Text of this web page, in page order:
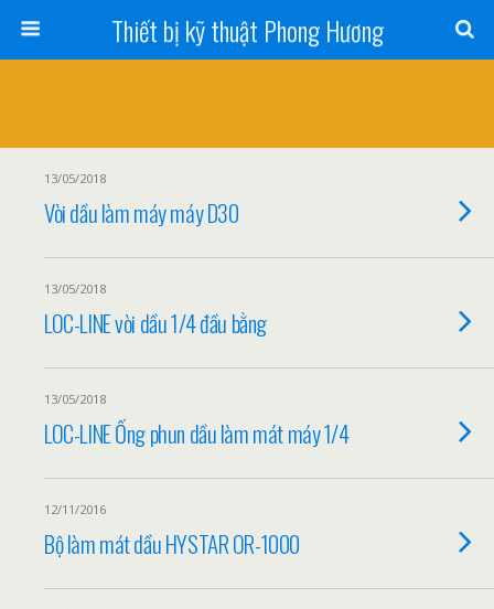
Thiết bị kỹ thuật Phong Hương
13/05/2018
Vòi dầu làm máy máy D30
13/05/2018
LOC-LINE vòi dầu 1/4 đầu bằng
13/05/2018
LOC-LINE Ống phun dầu làm mát máy 1/4
12/11/2016
Bộ làm mát dầu HYSTAR OR-1000